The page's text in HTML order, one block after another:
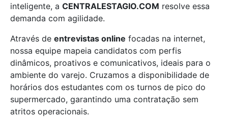
inteligente, a CENTRALESTAGIO.COM resolve essa
demanda com agilidade.
Através de entrevistas online focadas na internet,
nossa equipe mapeia candidatos com perfis
dinâmicos, proativos e comunicativos, ideais para o
ambiente do varejo. Cruzamos a disponibilidade de
horários dos estudantes com os turnos de pico do
supermercado, garantindo uma contratação sem
atritos operacionais.